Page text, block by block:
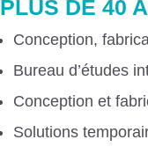
PLUS DE 40
Conception,
Bureau d’études
Conception et
Solutions